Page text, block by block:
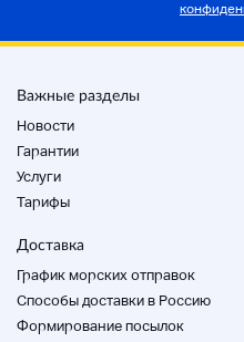
Заметки
* Пожалуйста,
Об обращении с
Важные разделы
Новости
Гарантии
Услуги
Тарифы
Доставка
График морских отправок
Способы доставки в Россию
Формирование посылок